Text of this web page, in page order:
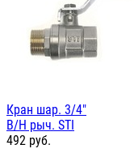
Кран шар. 3/4"
В/Н рыч. STI
492 руб.